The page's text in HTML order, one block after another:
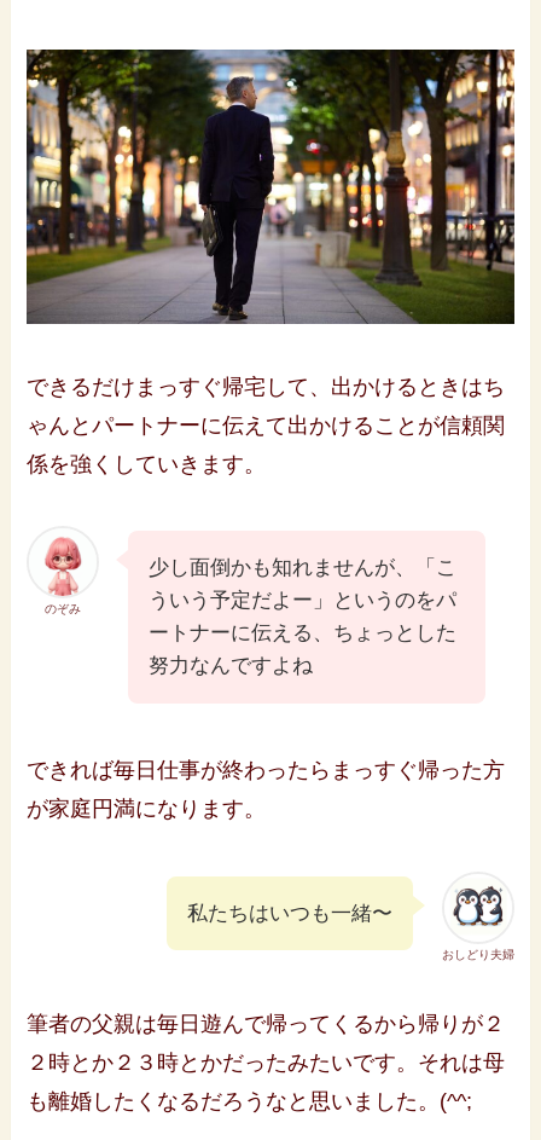
できるだけまっすぐ帰宅して、出かけるときはち
ゃんとパートナーに伝えて出かけることが信頼関
係を強くしていきます。
のぞみ
少し面倒かも知れませんが、「こ
ういう予定だよー」というのをパ
ートナーに伝える、ちょっとした
努力なんですよね
できれば毎日仕事が終わったらまっすぐ帰った方
が家庭円満になります。
おしどり夫婦
私たちはいつも一緒〜
筆者の父親は毎日遊んで帰ってくるから帰りが２
２時とか２３時とかだったみたいです。それは母
も離婚したくなるだろうなと思いました。(^^;